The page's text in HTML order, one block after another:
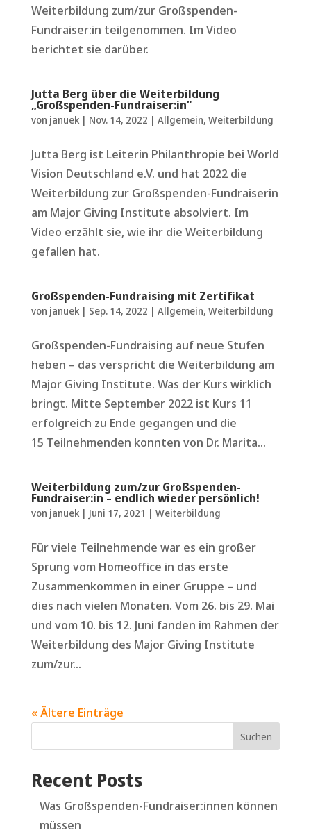
Weiterbildung zum/zur Großspenden-
Fundraiser:in teilgenommen. Im Video
berichtet sie darüber.
Jutta Berg über die Weiterbildung
„Großspenden-Fundraiser:in“
von januek| Nov. 14, 2022 | Allgemein, Weiterbildung
Jutta Berg ist Leiterin Philanthropie bei World
Vision Deutschland e.V. und hat 2022 die
Weiterbildung zur Großspenden-Fundraiserin
am Major Giving Institute absolviert. Im
Video erzählt sie, wie ihr die Weiterbildung
gefallen hat.
Großspenden-Fundraising mit Zertifikat
von januek| Sep. 14, 2022 | Allgemein, Weiterbildung
Großspenden-Fundraising auf neue Stufen
heben – das verspricht die Weiterbildung am
Major Giving Institute. Was der Kurs wirklich
bringt. Mitte September 2022 ist Kurs 11
erfolgreich zu Ende gegangen und die
15 Teilnehmenden konnten von Dr. Marita...
Weiterbildung zum/zur Großspenden-
Fundraiser:in – endlich wieder persönlich!
von januek| Juni 17, 2021 | Weiterbildung
Für viele Teilnehmende war es ein großer
Sprung vom Homeoffice in das erste
Zusammenkommen in einer Gruppe – und
dies nach vielen Monaten. Vom 26. bis 29. Mai
und vom 10. bis 12. Juni fanden im Rahmen der
Weiterbildung des Major Giving Institute
zum/zur...
« Ältere Einträge
Suchen
Recent Posts
Was Großspenden-Fundraiser:innen können
müssen